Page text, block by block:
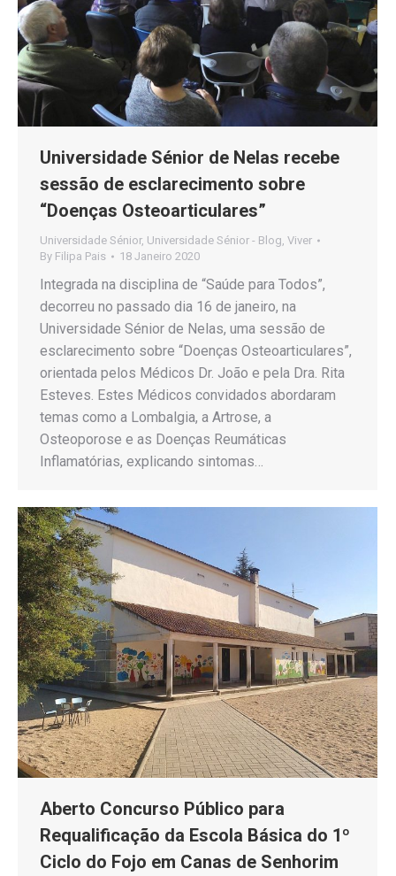
Universidade Sénior de Nelas recebe
sessão de esclarecimento sobre
“Doenças Osteoarticulares”
Universidade Sénior, Universidade Sénior - Blog Viver
By Filipa Pais 18 Janeiro 2020
Integrada na disciplina de “Saúde para Todos”,
decorreu no passado dia 16 de janeiro, na
Universidade Sénior de Nelas, uma sessão de
esclarecimento sobre “Doenças Osteoarticulares”,
orientada pelos Médicos Dr. João e pela Dra. Rita
Esteves. Estes Médicos convidados abordaram
temas como a Lombalgia, a Artrose, a
Osteoporose e as Doenças Reumáticas
Inflamatórias, explicando sintomas…
Aberto Concurso Público para
Requalificação da Escola Básica do 1º
Ciclo do Fojo em Canas de Senhorim